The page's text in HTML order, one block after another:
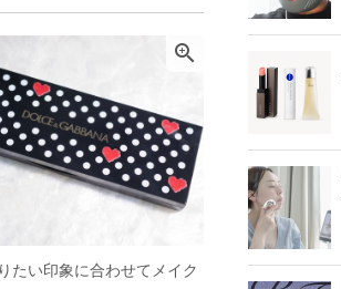

い印象に合わせてメイク